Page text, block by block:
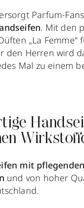
Parfum-
. Mit den
„La Femme“
den Herren wird
Mal zu einem
mit pflegenden
und von hoher